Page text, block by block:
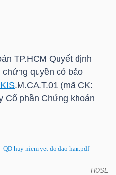
TP.HCM Quyết định
chứng quyền có bảo
KIS.M.CA.T.01 (mã CK:
Cổ phần Chứng khoán
huy niem yet do dao han.pdf
HOSE